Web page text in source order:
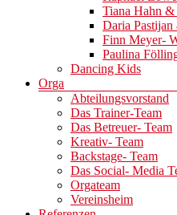
Tiana Hahn
Daria
Finn Meyer-
Paulina
Dancing Kids
Orga
Abteilungsvorstand
Das Trainer-Team
Das Betreuer- Team
Kreativ- Team
Backstage- Team
Das Social- Media
Orgateam
Vereinsheim